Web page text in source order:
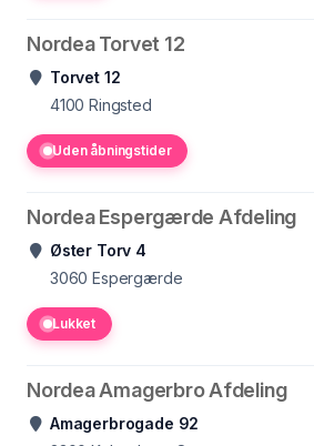
Nordea Torvet 12
Torvet 12
4100 Ringsted
Uden åbningstider
Nordea Espergærde Afdeling
Øster Torv 4
3060 Espergærde
Lukket
Nordea Amagerbro Afdeling
Amagerbrogade 92